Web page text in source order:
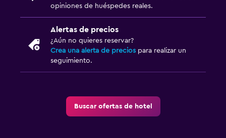
opiniones de huéspedes reales.
Alertas de precios
¿Aún no quieres reservar?
Crea una alerta de precios para realizar un
seguimiento.
Buscar ofertas de hotel